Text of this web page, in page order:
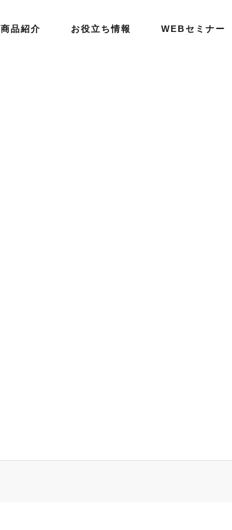
商品紹介 お役立ち情報 WEBセミナー